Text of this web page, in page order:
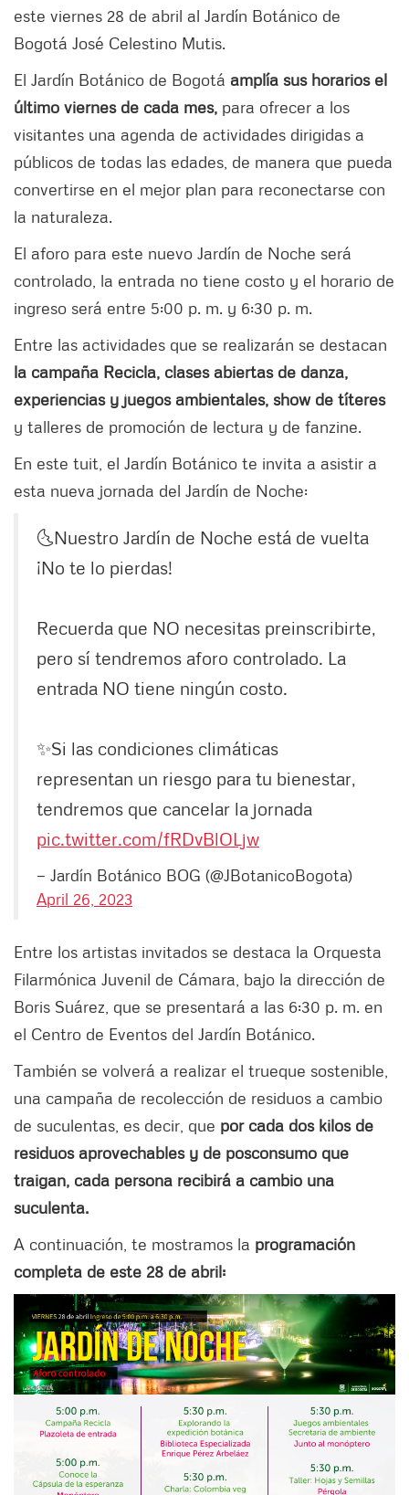
este viernes 28 de abril al Jardín Botánico de
Bogotá José Celestino Mutis.
El Jardín Botánico de Bogotá amplía sus horarios el
último viernes de cada mes, para ofrecer a los
visitantes una agenda de actividades dirigidas a
públicos de todas las edades, de manera que pueda
convertirse en el mejor plan para reconectarse con
la naturaleza.
El aforo para este nuevo Jardín de Noche será
controlado, la entrada no tiene costo y el horario de
ingreso será entre 5:00 p. m. y 6:30 p. m.
Entre las actividades que se realizarán se destacan
la campaña Recicla, clases abiertas de danza,
experiencias y juegos ambientales, show de títeres
y talleres de promoción de lectura y de fanzine.
En este tuit, el Jardín Botánico te invita a asistir a
esta nueva jornada del Jardín de Noche:
🌜Nuestro Jardín de Noche está de vuelta
¡No te lo pierdas!
Recuerda que NO necesitas preinscribirte,
pero sí tendremos aforo controlado. La
entrada NO tiene ningún costo.
✨Si las condiciones climáticas
representan un riesgo para tu bienestar,
tendremos que cancelar la jornada
pic.twitter.com/fRDvBlOLjw
— Jardín Botánico BOG (@JBotanicoBogota)
April 26, 2023
Entre los artistas invitados se destaca la Orquesta
Filarmónica Juvenil de Cámara, bajo la dirección de
Boris Suárez, que se presentará a las 6:30 p. m. en
el Centro de Eventos del Jardín Botánico.
También se volverá a realizar el trueque sostenible,
una campaña de recolección de residuos a cambio
de suculentas, es decir, que por cada dos kilos de
residuos aprovechables y de posconsumo que
traigan, cada persona recibirá a cambio una
suculenta.
A continuación, te mostramos la programación
completa de este 28 de abril: